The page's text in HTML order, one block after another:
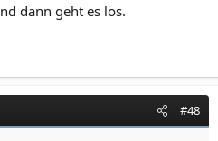
dann geht es los.
#48